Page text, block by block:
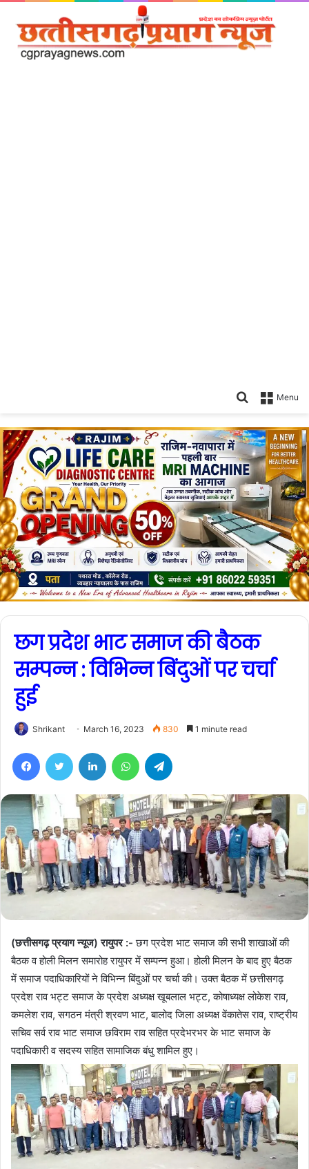
Menu
Search
छग प्रदेश भाट समाज की बैठक
सम्पन्न : विभिन्न बिंदुओं पर चर्चा
हुई
Shrikant March 16, 2023 830 1 minute read
(छत्तीसगढ़ प्रयाग न्यूज) रायुपर :- छग प्रदेश भाट समाज की सभी शाखाओं की
बैठक व होली मिलन समारोह रायुपर में सम्पन्न हुआ। होली मिलन के बाद हुए बैठक
में समाज पदाधिकारियों ने विभिन्न बिंदुओं पर चर्चा की। उक्त बैठक में छत्तीसगढ़
प्रदेश राव भट्ट समाज के प्रदेश अध्यक्ष खूबलाल भट्ट, कोषाध्यक्ष लोकेश राव,
कमलेश राव, सगठन मंत्री श्रवण भाट, बालोद जिला अध्यक्ष वेंकातेस राव, राष्ट्रीय
सचिव सर्व राव भाट समाज छविराम राव सहित प्रदेभरभर के भाट समाज के
पदाधिकारी व सदस्य सहित सामाजिक बंधु शामिल हुए।